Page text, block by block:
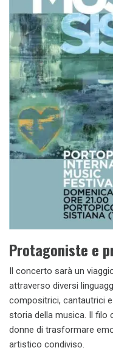
Protagoniste e
Il concerto sarà un
attraverso diversi
compositrici, cantautrici
storia della musica. Il filo
donne di trasformare
artistico condiviso.